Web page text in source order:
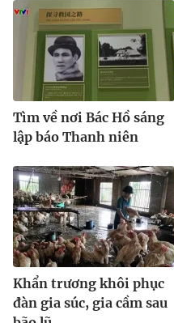
Tìm về nơi Bác Hồ sáng
lập báo Thanh niên
Khẩn trương khôi phục
đàn gia súc, gia cầm sau